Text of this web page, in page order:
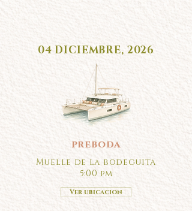
04 DICIEMBRE, 2026
preboda
Muelle de la bodeguita
5:00 pm
Ver ubicacion